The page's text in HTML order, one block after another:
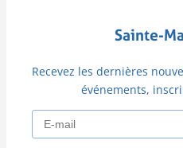
Sainte-
Recevez les dernières
événements,